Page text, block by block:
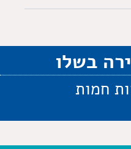
בשלו
חמות